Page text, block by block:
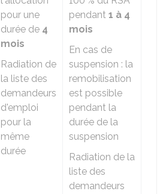
pour une
durée de 4
mois
Radiation de
la liste des
demandeurs
d'emploi
pour la
même
durée
pendant 1 à 4
mois
En cas de
suspension : la
remobilisation
est possible
pendant la
durée de la
suspension
Radiation de la
liste des
demandeurs